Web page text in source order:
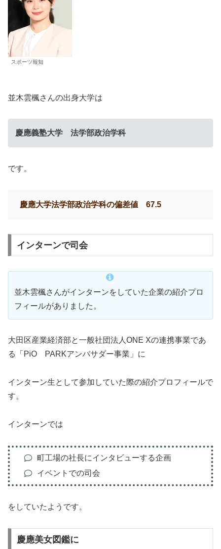
スポーツ報知
並木雲楓さんの出身大学は
慶應義塾大学 法学部政治学科
です。
慶應大学法学部政治学科の偏差値 67.5
インターンで司会
並木雲楓さんがインターンをしていた企業の紹介プロ
フィールがありました。
大田区産業経済部と一般社団法人ONE Xの連携事業であ
る「PiO PARKアンバサダー事業」に
インターン生として参加していた際の紹介プロフィールで
す。
インターンでは
町工場の社長にインタビューする企画
イベントでの司会
をしていたようです。
慶應美女図鑑に